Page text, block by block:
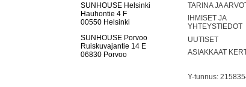
SUNHOUSE Helsinki
Hauhontie 4 F
00550 Helsinki
SUNHOUSE Porvoo
Ruiskuvajantie 14 E
06830 Porvoo
TARINA JA
IHMISET JA
YHTEYSTIEDOT
UUTISET
ASIAKKAAT
Y-tunnus: